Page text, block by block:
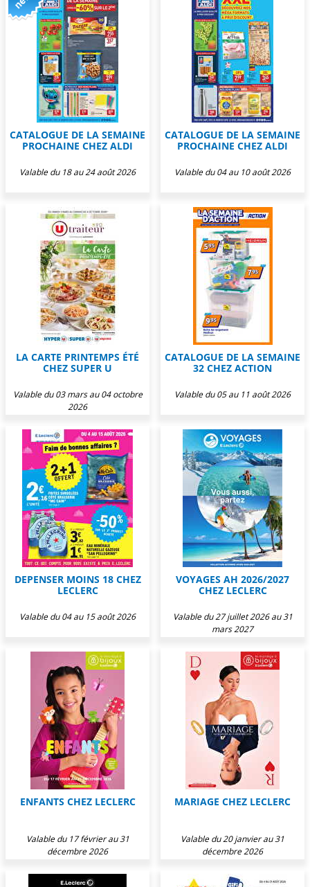
CATALOGUE DE LA SEMAINE
PROCHAINE CHEZ ALDI
Valable du 18 au 24 août 2026
CATALOGUE DE LA SEMAINE
PROCHAINE CHEZ ALDI
Valable du 04 au 10 août 2026
LA CARTE PRINTEMPS ÉTÉ
CHEZ SUPER U
Valable du 03 mars au 04 octobre
2026
CATALOGUE DE LA SEMAINE
32 CHEZ ACTION
Valable du 05 au 11 août 2026
DEPENSER MOINS 18 CHEZ
LECLERC
Valable du 04 au 15 août 2026
VOYAGES AH 2026/2027
CHEZ LECLERC
Valable du 27 juillet 2026 au 31
mars 2027
ENFANTS CHEZ LECLERC
Valable du 17 février au 31
décembre 2026
MARIAGE CHEZ LECLERC
Valable du 20 janvier au 31
décembre 2026